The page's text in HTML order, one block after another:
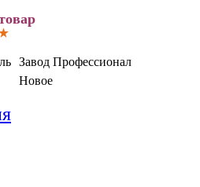
Завод Профессионал
Новое